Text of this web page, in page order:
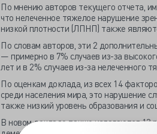
По мнению авторов текущего отчета,
что нелеченное тяжелое нарушение
низкой плотности (ЛПНП) также
По словам авторов, эти 2
— примерно в 7% случаев из-за
лет и в 2% случаев из-за нелеченного
По оценкам доклада, из всех 14
среди населения мира, это нарушение
также низкий уровень образования и
В новом докладе также излагаются 13